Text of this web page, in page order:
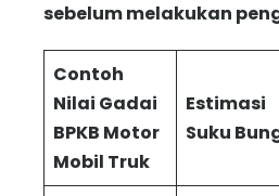
sebelum melakukan
Contoh
Nilai Gadai
BPKB Motor
Mobil Truk
Estimasi
Suku